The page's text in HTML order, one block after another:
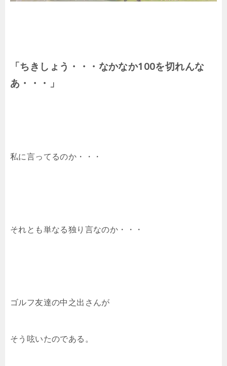
「ちきしょう・・・なかなか100を切れんな
あ・・・」
私に言ってるのか・・・
それとも単なる独り言なのか・・・
ゴルフ友達の中之出さんが
そう呟いたのである。